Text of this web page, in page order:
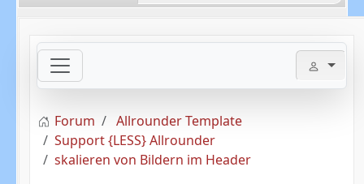
Forum
Allrounder Template
Support {LESS} Allrounder
skalieren von Bildern im Header